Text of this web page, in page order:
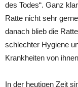
des Todes“. Ganz
Ratte nicht sehr
danach blieb die
schlechter Hygiene
Krankheiten von
In der heutigen Zeit